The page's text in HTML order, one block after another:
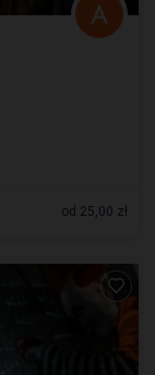
od 25,00 zł